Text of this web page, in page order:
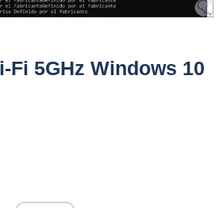
Fi 5GHz Windows 10